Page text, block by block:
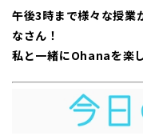
午後3時まで様々な授業
なさん！
私と一緒にOhanaを楽